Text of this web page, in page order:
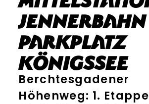
Jennerbahn
Parkplatz
Königssee
Berchtesgadener
Höhenweg: 1. Etappe